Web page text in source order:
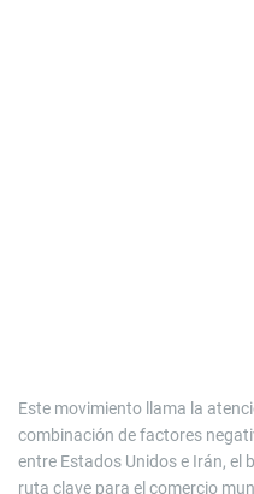
Este movimiento llama la
combinación de factores
entre Estados Unidos e Irán, el
ruta clave para el comercio